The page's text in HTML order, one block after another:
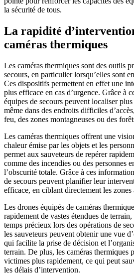
la sécurité de tous.
La rapidité
caméras thermiques
Les caméras thermiques sont des outils
secours, en particulier lorsqu’elles sont
Ces dispositifs permettent en effet une
plus efficace en cas d’urgence. Grâce à
équipes de secours peuvent localiser
même dans des endroits difficiles
feu, des zones montagneuses ou des
Les caméras thermiques offrent une
chaleur émise par les objets et les
permet aux sauveteurs de repérer
comme des incendies ou des personnes
l’obscurité totale. Grâce à ces
de secours peuvent planifier leur
efficace, en ciblant directement les zones
Les drones équipés de caméras
rapidement de vastes étendues de
temps précieux lors des opérations de
les sauveteurs peuvent obtenir une vue
qui facilite la prise de décision et
terrain. De plus, les caméras thermiques
victimes plus rapidement, ce qui peut
les délais d’intervention.